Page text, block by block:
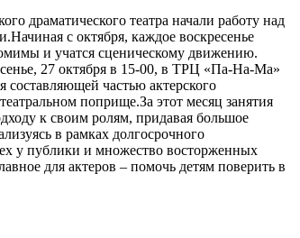
драматического театра начали работу над
с октября, каждое воскресенье
и учатся сценическому движению.
27 октября в 15-00, в ТРЦ «Па-На-Ма»
составляющей частью актерского
поприще.За этот месяц занятия
к своим ролям, придавая большое
в рамках долгосрочного
у публики и множество восторженных
для актеров – помочь детям поверить в